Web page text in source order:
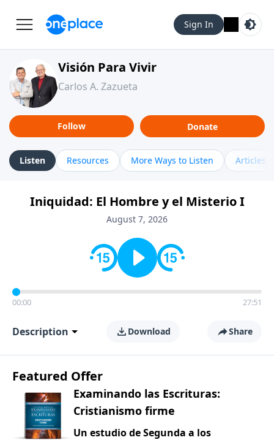
Sign In
Visión Para Vivir
Carlos A. Zazueta
Follow Donate
Listen Resources More Ways to Listen Articles
Iniquidad: El Hombre y el Misterio I
August 7, 2026
00:00 27:51
Description Download Share
Featured Offer
Examinando las Escrituras:
Cristianismo firme
Un estudio de Segunda a los